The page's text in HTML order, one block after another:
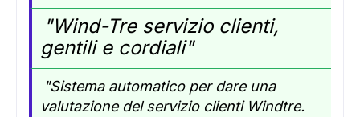
"Wind-Tre servizio clienti,
gentili e cordiali"
"Sistema automatico per dare una
valutazione del servizio clienti Windtre.